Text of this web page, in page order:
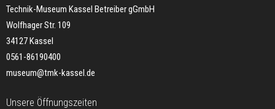
Technik-Museum Kassel Betreiber gGmbH
Wolfhager Str. 109
34127 Kassel
0561-86190400
museum@tmk-kassel.de
Unsere Öffnungszeiten